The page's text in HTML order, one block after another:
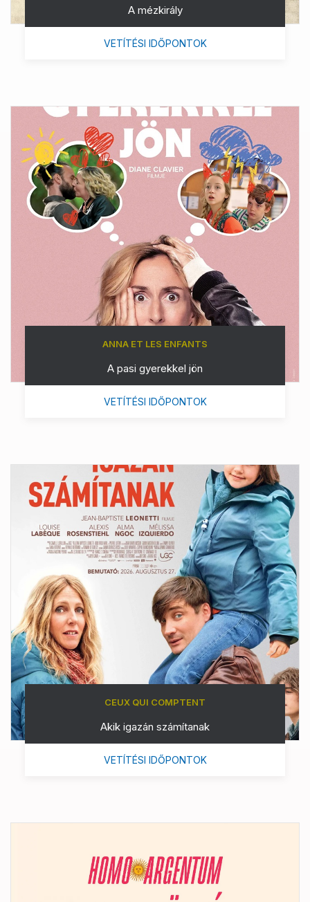
A mézkirály
VETÍTÉSI IDŐPONTOK
ANNA ET LES ENFANTS
A pasi gyerekkel jön
VETÍTÉSI IDŐPONTOK
CEUX QUI COMPTENT
Akik igazán számítanak
VETÍTÉSI IDŐPONTOK